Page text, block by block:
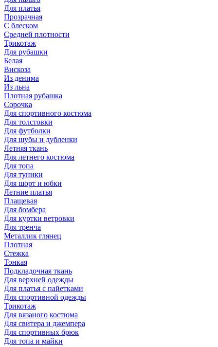
Для платья
Прозрачная
С блеском
Средней плотности
Трикотаж
Для рубашки
Белая
Вискоза
Из денима
Из льна
Плотная рубашка
Сорочка
Для спортивного костюма
Для толстовки
Для футболки
Для шубы и дубленки
Летняя ткань
Для летнего костюма
Для топа
Для туники
Для шорт и юбки
Летние платья
Плащевая
Для бомбера
Для куртки ветровки
Для тренча
Металлик глянец
Плотная
Стежка
Тонкая
Подкладочная ткань
Для верхней одежды
Для платья с пайетками
Для спортивной одежды
Трикотаж
Для вязаного костюма
Для свитера и джемпера
Для спортивных брюк
Для топа и майки